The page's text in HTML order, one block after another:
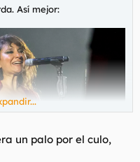
su consentimiento
consulte nuestra
Así mejor:
un palo por el culo,